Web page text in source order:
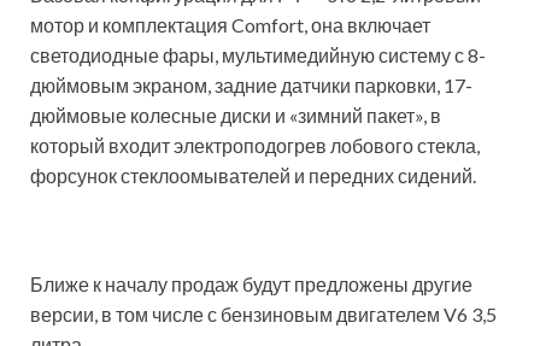
мотор и комплектация Comfort, она включает
светодиодные фары, мультимедийную систему с 8-
дюймовым экраном, задние датчики парковки, 17-
дюймовые колесные диски и «зимний пакет», в
который входит электроподогрев лобового стекла,
форсунок стеклоомывателей и передних сидений.
Ближе к началу продаж будут предложены другие
версии, в том числе с бензиновым двигателем V6 3,5